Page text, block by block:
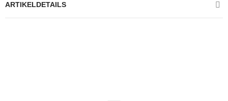
ARTIKELDETAILS